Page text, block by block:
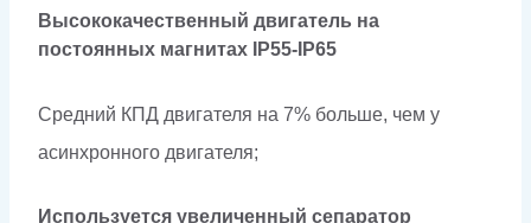
Высококачественный двигатель на
постоянных магнитах IP55-IP65
Средний КПД двигателя на 7% больше, чем у
асинхронного двигателя;
Используется увеличенный сепаратор